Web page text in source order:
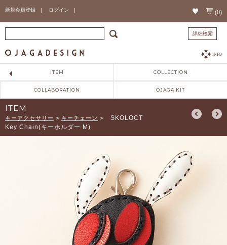
新規会員登録 | ログイン | (0)
詳細検索
INFO
ITEM COLLECTION
COLLABORATION OJAGA KIT
ITEM
キーアクセサリー > キーチェーン >
SKOLOCT
Key Chain(キーホルダー M)